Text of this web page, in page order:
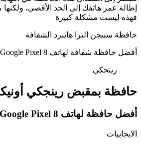
إطالة عمر هاتفك إلى الحد الأقصى، ولكنها
فهذه ليست مشكلة كبيرة
حافظة سبيجن الترا هايبرد الشفافة
أفضل حافظة شفافة لهاتف Google Pixel 8
رينجكي
حافظة بمقبض رينجكي
أفضل حافظة لهاتف Google Pixel 8
الايجابيات